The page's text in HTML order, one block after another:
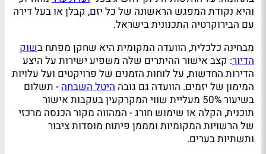
והיא נקודת המפגש הראשונה של כל יזם, קבלן או בעל דירה
עם הבירוקרטיה התכנונית בישראל.
מבחינה כלכלית, הוועדה המקומית היא שחקן מפתח בשוק
הדיור: קצב אישור ההיתרים שלה משפיע ישירות על היצע
הדירות החדשות, על לוחות הזמנים של פרויקטים ועל עלויות
המימון של יזמים. הוועדה גם גובה היטל השבחה- תשלום
בשיעור 50% מעליית שווי המקרקעין בעקבות אישור
תוכנית, הקלה או שימוש חורג - המהווה מקור הכנסה מרכזי
של הרשויות המקומיות ומממן פיתוח מוסדות ציבור
ותשתיות בערים.